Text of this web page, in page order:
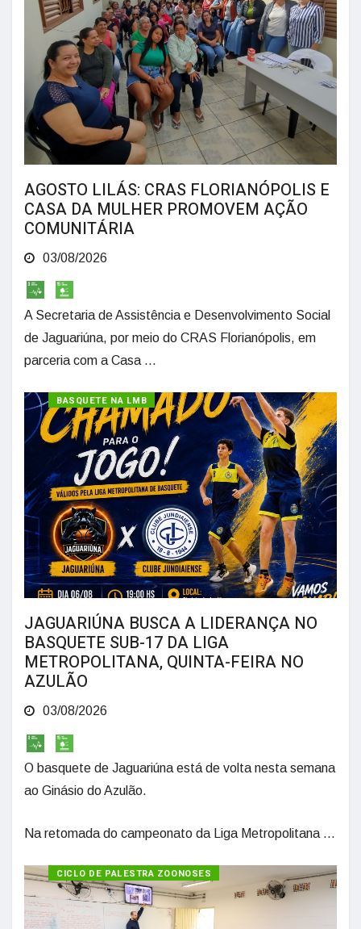
AGOSTO LILÁS: CRAS FLORIANÓPOLIS E
CASA DA MULHER PROMOVEM AÇÃO
COMUNITÁRIA
03/08/2026
A Secretaria de Assistência e Desenvolvimento Social
de Jaguariúna, por meio do CRAS Florianópolis, em
parceria com a Casa ...
BASQUETE NA LMB
JAGUARIÚNA BUSCA A LIDERANÇA NO
BASQUETE SUB-17 DA LIGA
METROPOLITANA, QUINTA-FEIRA NO
AZULÃO
03/08/2026
O basquete de Jaguariúna está de volta nesta semana
ao Ginásio do Azulão.
Na retomada do campeonato da Liga Metropolitana ...
CICLO DE PALESTRA ZOONOSES